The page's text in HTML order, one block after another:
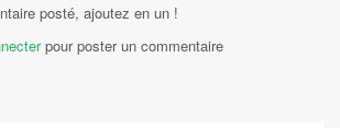
posté, ajoutez en un !
pour poster un commentaire